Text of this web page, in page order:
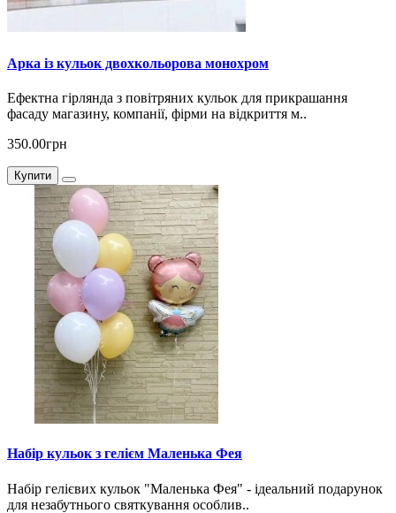
Арка із кульок двохкольорова монохром
Ефектна гірлянда з повітряних кульок для прикрашання
фасаду магазину, компанії, фірми на відкриття м..
350.00грн
Купити
Набір кульок з гелієм Маленька Фея
Набір гелієвих кульок "Маленька Фея" - ідеальний подарунок
для незабутнього святкування особлив..